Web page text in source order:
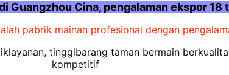
Guangzhou Cina, pengalaman ekspor 18
pabrik mainan profesional dengan
layanan, tinggibarang taman bermain
kompetitif